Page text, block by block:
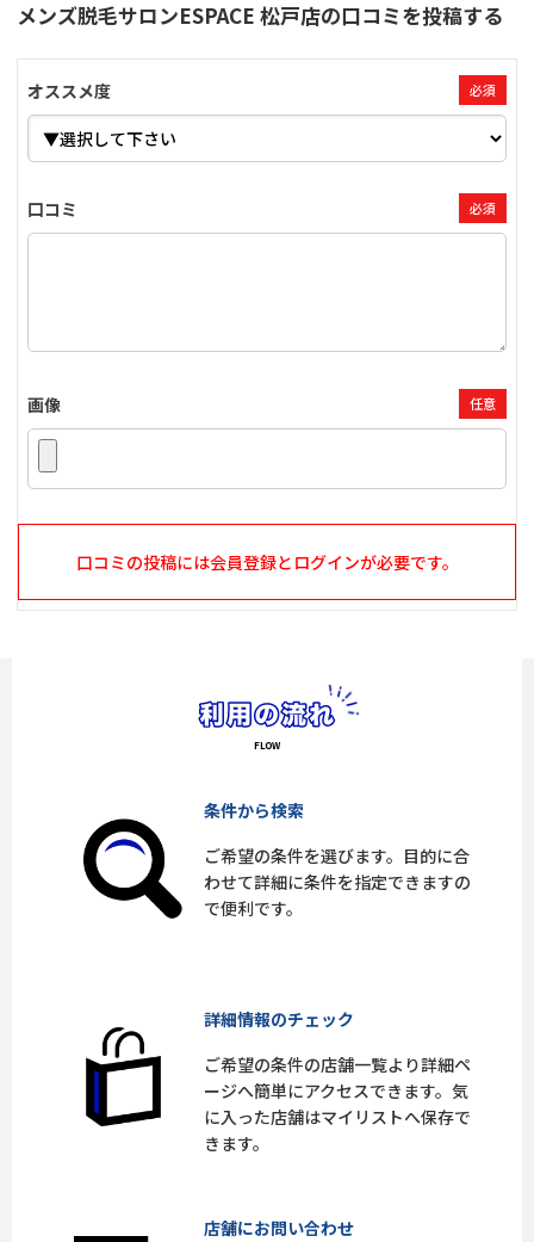
メンズ脱毛サロンESPACE 松戸店の口コミを投稿する
オススメ度 必須
口コミ 必須
画像 任意
口コミの投稿には会員登録とログインが必要です。
条件から検索
ご希望の条件を選びます。目的に合
わせて詳細に条件を指定できますの
で便利です。
詳細情報のチェック
ご希望の条件の店舗一覧より詳細ペ
ージへ簡単にアクセスできます。気
に入った店舗はマイリストへ保存で
きます。
店舗にお問い合わせ